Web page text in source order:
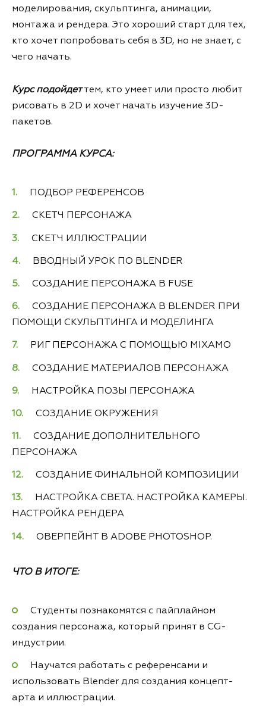
моделирования, скульптинга, анимации,
монтажа и рендера. Это хороший старт для тех,
кто хочет попробовать себя в 3D, но не знает, с
чего начать.
Курс подойдеттем, кто умеет или просто любит
рисовать в 2D и хочет начать изучение 3D-
пакетов.
ПРОГРАММА КУРСА:
ПОДБОР РЕФЕРЕНСОВ
СКЕТЧ ПЕРСОНАЖА
СКЕТЧ ИЛЛЮСТРАЦИИ
ВВОДНЫЙ УРОК ПО BLENDER
СОЗДАНИЕ ПЕРСОНАЖА В FUSE
СОЗДАНИЕ ПЕРСОНАЖА В BLENDER ПРИ
ПОМОЩИ СКУЛЬПТИНГА И МОДЕЛИНГА
РИГ ПЕРСОНАЖА С ПОМОЩЬЮ MIXAMO
СОЗДАНИЕ МАТЕРИАЛОВ ПЕРСОНАЖА
НАСТРОЙКА ПОЗЫ ПЕРСОНАЖА
СОЗДАНИЕ ОКРУЖЕНИЯ
СОЗДАНИЕ ДОПОЛНИТЕЛЬНОГО
ПЕРСОНАЖА
СОЗДАНИЕ ФИНАЛЬНОЙ КОМПОЗИЦИИ
НАСТРОЙКА СВЕТА. НАСТРОЙКА КАМЕРЫ.
НАСТРОЙКА РЕНДЕРА
ОВЕРПЕЙНТ В ADOBE PHOTOSHOP.
ЧТО В ИТОГЕ:
Студенты познакомятся с пайплайном
создания персонажа, который принят в CG-
индустрии.
Научатся работать с референсами и
использовать Blender для создания концепт-
арта и иллюстрации.